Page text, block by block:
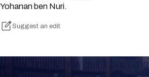
Yohanan ben Nuri.
Suggest an edit
Keep Track of your Learning